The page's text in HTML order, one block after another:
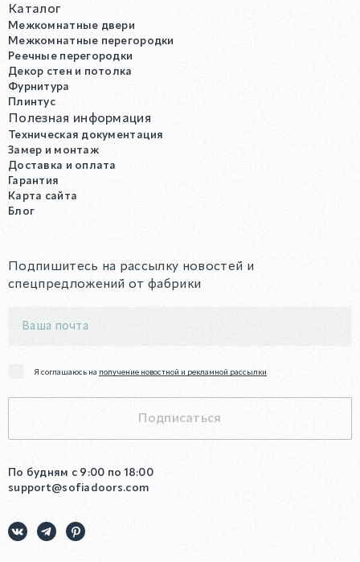
Каталог
Межкомнатные двери
Межкомнатные перегородки
Реечные перегородки
Декор стен и потолка
Фурнитура
Плинтус
Полезная информация
Техническая документация
Замер и монтаж
Доставка и оплата
Гарантия
Карта сайта
Блог
Подпишитесь на рассылку новостей и
спецпредложений от фабрики
Я соглашаюсь на получение новостной и рекламной рассылки
Подписаться
По будням с 9:00 по 18:00
support@sofiadoors.com